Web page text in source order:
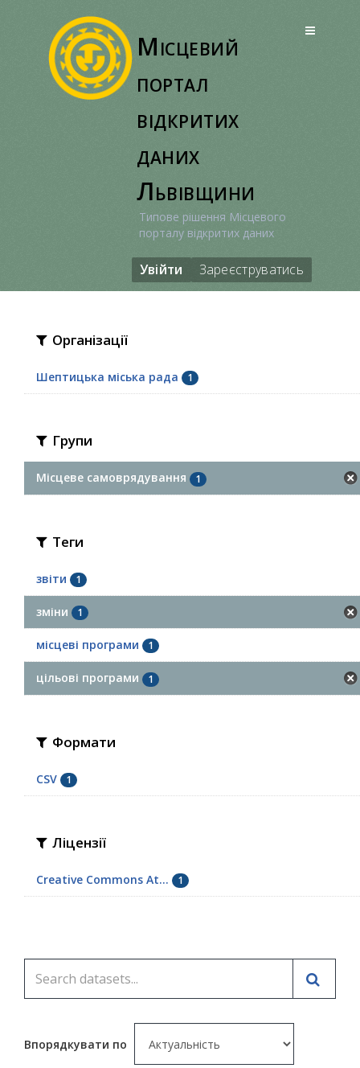
Місцевий
портал
відкритих
даних
Львівщини
Типове рішення Місцевого
порталу відкритих даних
Увійти Зареєструватись
Організації
Шептицька міська рада 1
Групи
Місцеве самоврядування 1
Теги
звіти 1
зміни 1
місцеві програми 1
цільові програми 1
Формати
CSV 1
Ліцензії
Creative Commons At... 1
Впорядкувати по